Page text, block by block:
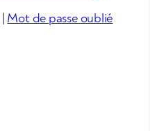
| Mot de passe oublié